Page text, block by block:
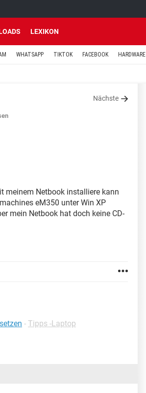
LEXIKON
WHATSAPP TIKTOK FACEBOOK HARDWARE
Nächste
meinem Netbook installiere kann
eM350 unter Win XP
mein Netbook hat doch keine CD-
- Tipps -Laptop